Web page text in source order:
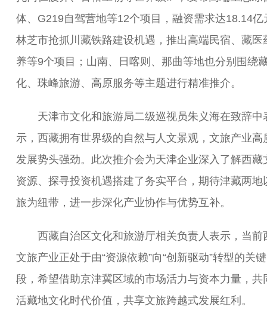
体、G219自驾营地等12个项目，融资需求达18.14亿
林芝市抢抓川藏铁路建设机遇，推出高端民宿、藏医
养等9个项目；山南、日喀则、那曲等地也分别围绕
化、珠峰旅游、高原服务等主题进行精准推介。
天津市文化和旅游局二级巡视员朱义海在致辞中
示，西藏拥有世界级的自然与人文景观，文旅产业高
发展势头强劲。此次推介会为天津企业深入了解西藏
资源、探寻投资机遇搭建了务实平台，期待津藏两地
旅为纽带，进一步深化产业协作与优势互补。
西藏自治区文化和旅游厅相关负责人表示，当前
文旅产业正处于由“资源依赖”向“创新驱动”转型的关
段，希望借助京津冀区域的市场活力与资本力量，共
活藏地文化时代价值，共享文旅跨越式发展红利。